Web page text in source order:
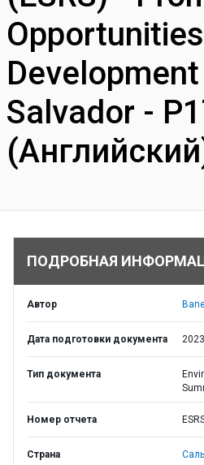
Development
Salvador -
ПОДРОБНАЯ
Автор
Дата подготовки документа
Тип документа
Номер отчета
Страна